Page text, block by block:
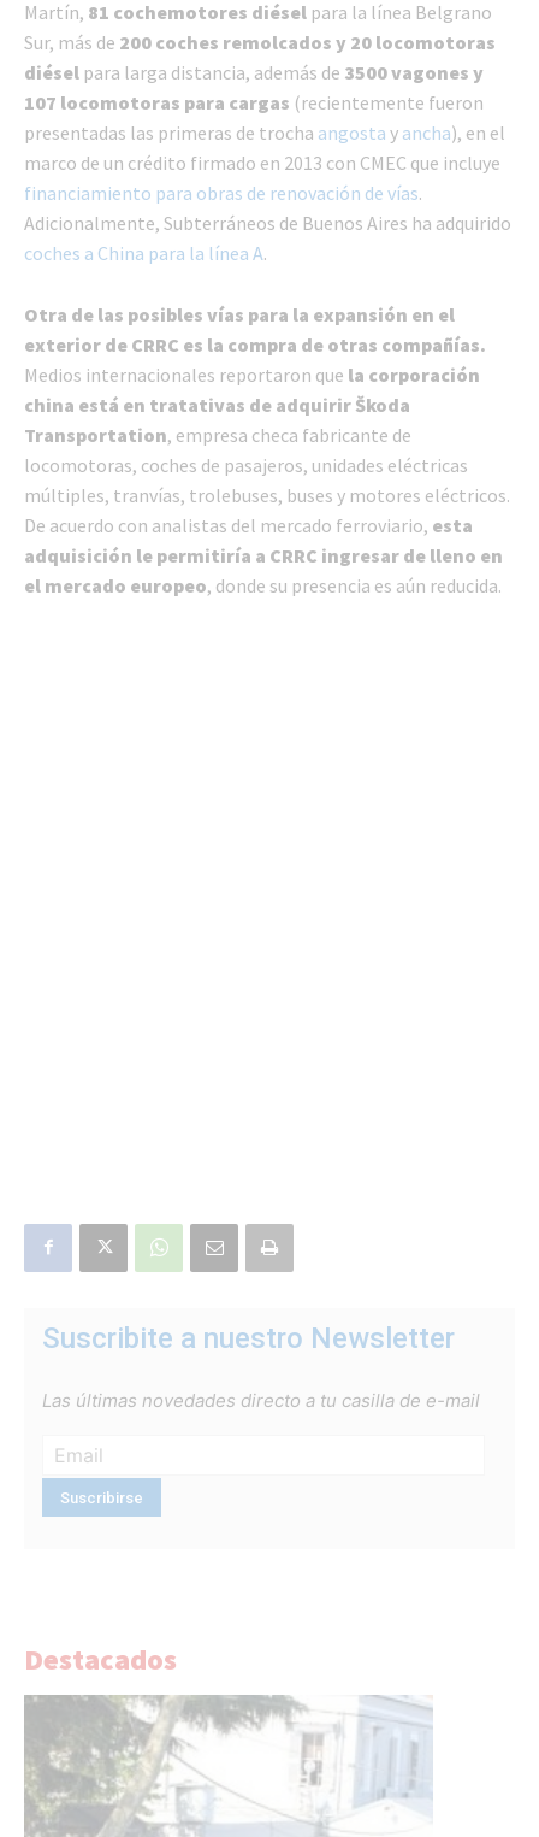
Martín, 81 cochemotores diésel para la línea Belgrano
Sur, más de 200 coches remolcados y 20 locomotoras
diésel para larga distancia, además de 3500 vagones y
107 locomotoras para cargas (recientemente fueron
presentadas las primeras de trocha angosta y ancha), en el
marco de un crédito firmado en 2013 con CMEC que incluye
financiamiento para obras de renovación de vías.
Adicionalmente, Subterráneos de Buenos Aires ha adquirido
coches a China para la línea A.
Otra de las posibles vías para la expansión en el
exterior de CRRC es la compra de otras compañías.
Medios internacionales reportaron que la corporación
china está en tratativas de adquirir Škoda
Transportation, empresa checa fabricante de
locomotoras, coches de pasajeros, unidades eléctricas
múltiples, tranvías, trolebuses, buses y motores eléctricos.
De acuerdo con analistas del mercado ferroviario, esta
adquisición le permitiría a CRRC ingresar de lleno en
el mercado europeo, donde su presencia es aún reducida.
Suscribite a nuestro Newsletter
Las últimas novedades directo a tu casilla de e-mail
Destacados